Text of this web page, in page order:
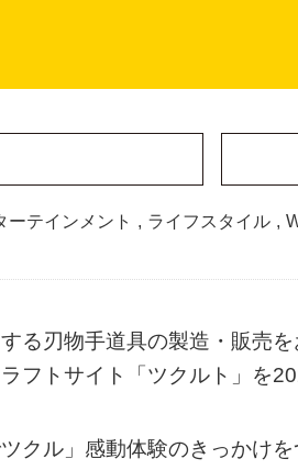
ーテインメント , ライフスタイル ,
る刃物手道具の製造・販売
フトサイト「ツクルト」を
クル」感動体験のきっかけ